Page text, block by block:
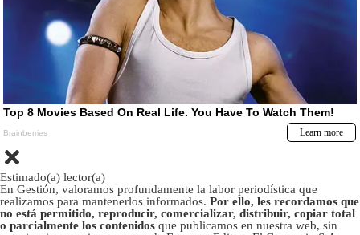
Estimado(a) lector(a)
En Gestión, valoramos profundamente la labor periodística que
realizamos para mantenerlos informados. Por ello, les recordamos que
no está permitido, reproducir, comercializar, distribuir, copiar total
o parcialmente los contenidos que publicamos en nuestra web, sin